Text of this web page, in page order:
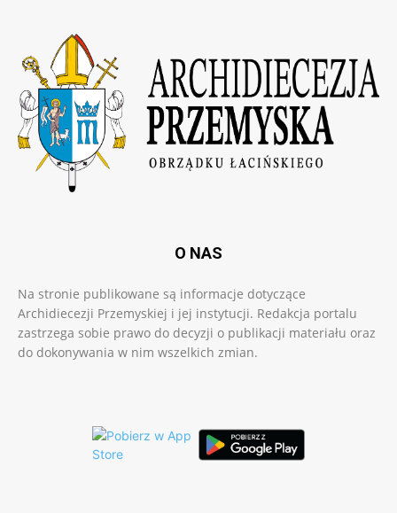
O NAS
Na stronie publikowane są informacje dotyczące
Archidiecezji Przemyskiej i jej instytucji. Redakcja portalu
zastrzega sobie prawo do decyzji o publikacji materiału oraz
do dokonywania w nim wszelkich zmian.